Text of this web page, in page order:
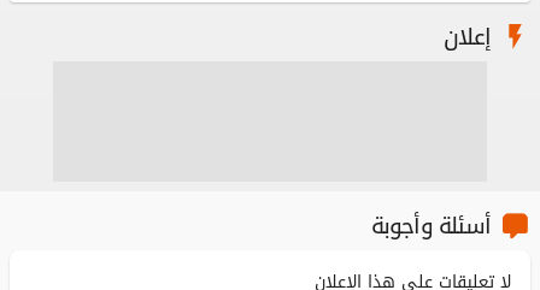
إعلان
أسئلة وأجوبة
لا تعليقات على هذا الإعلان